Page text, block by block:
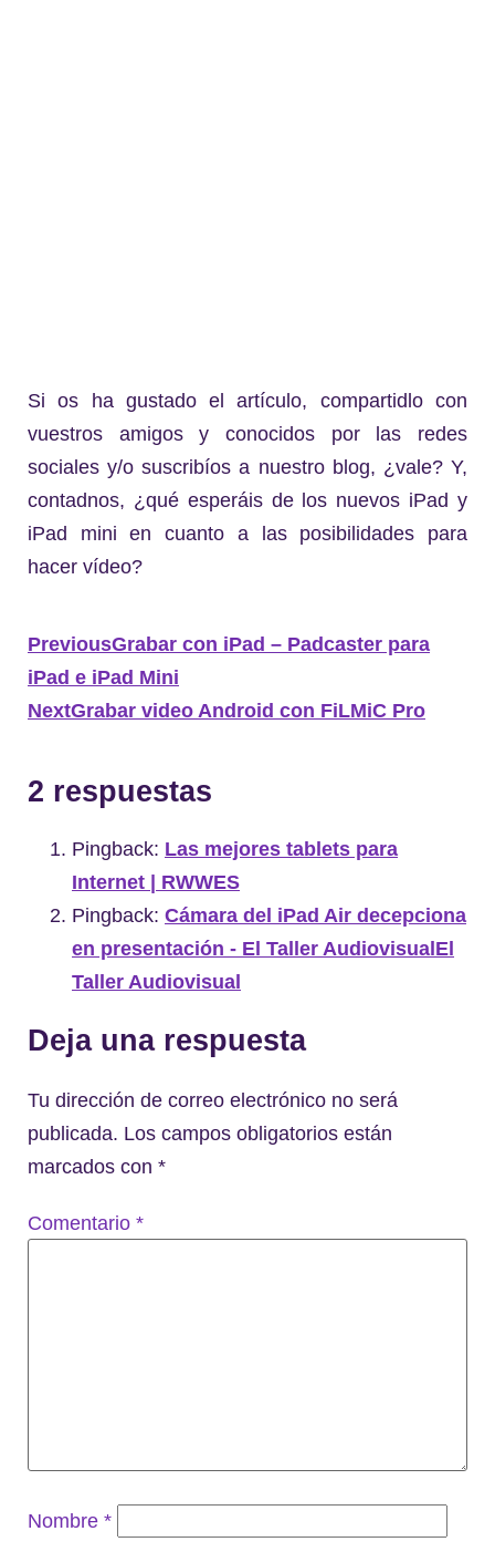
Si os ha gustado el artículo, compartidlo con
vuestros amigos y conocidos por las redes
sociales y/o suscribíos a nuestro blog, ¿vale? Y,
contadnos, ¿qué esperáis de los nuevos iPad y
iPad mini en cuanto a las posibilidades para
hacer vídeo?
PreviousGrabar con iPad – Padcaster para
iPad e iPad Mini
NextGrabar video Android con FiLMiC Pro
2 respuestas
Pingback: Las mejores tablets para
Internet | RWWES
Pingback: Cámara del iPad Air decepciona
en presentación - El Taller AudiovisualEl
Taller Audiovisual
Deja una respuesta
Tu dirección de correo electrónico no será
publicada. Los campos obligatorios están
marcados con *
Comentario *
Nombre *